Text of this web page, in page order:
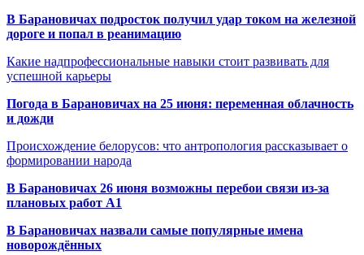
В Барановичах подросток получил удар током на железной
дороге и попал в реанимацию
Какие надпрофессиональные навыки стоит развивать для
успешной карьеры
Погода в Барановичах на 25 июня: переменная облачность
и дожди
Происхождение белорусов: что антропология рассказывает о
формировании народа
В Барановичах 26 июня возможны перебои связи из-за
плановых работ A1
В Барановичах назвали самые популярные имена
новорождённых